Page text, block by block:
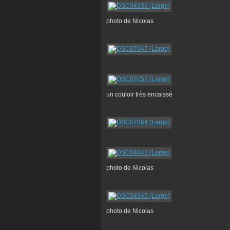
photo de Nicolas
un couloir très encaissé
photo de Nicolas
photo de Nicolas